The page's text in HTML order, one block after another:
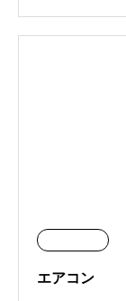
エアコン